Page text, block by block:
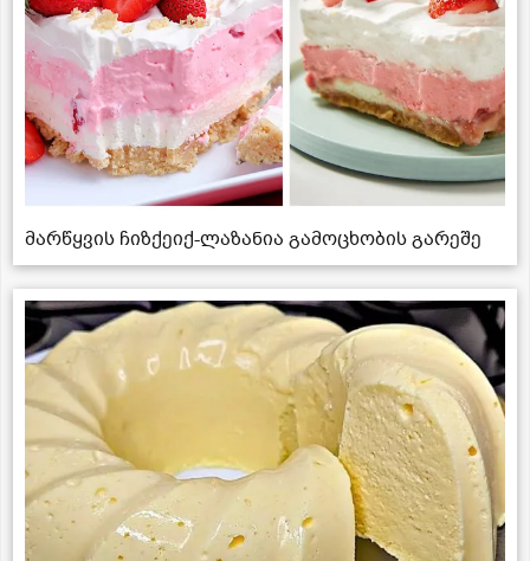
მარწყვის ჩიზქეიქ-ლაზანია გამოცხობის გარეშე